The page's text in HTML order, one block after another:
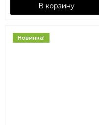
В корзину
Новинка!